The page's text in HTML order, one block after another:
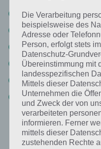
Toast
Verbrannt
Mann
Gesicht
Glücklich
Traurig
Weitere Aufgaben
Level
Die Verarbeitung
beispielsweise des
Adresse oder
Person, erfolgt stets
Datenschutz-
Übereinstimmung mit
landesspezifischen
Mittels dieser
Unternehmen die
und Zweck der von
verarbeiteten
informieren. Ferner
mittels dieser
zustehenden Rechte